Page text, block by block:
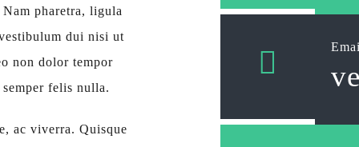
pharetra, ligula
dui nisi ut
non dolor tempor
felis nulla.
ac viverra. Quisque